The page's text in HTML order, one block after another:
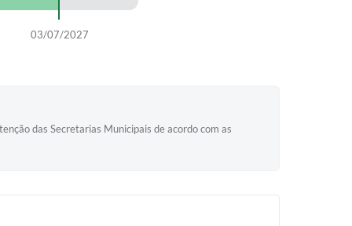
03/07/2027
das Secretarias Municipais de acordo com as